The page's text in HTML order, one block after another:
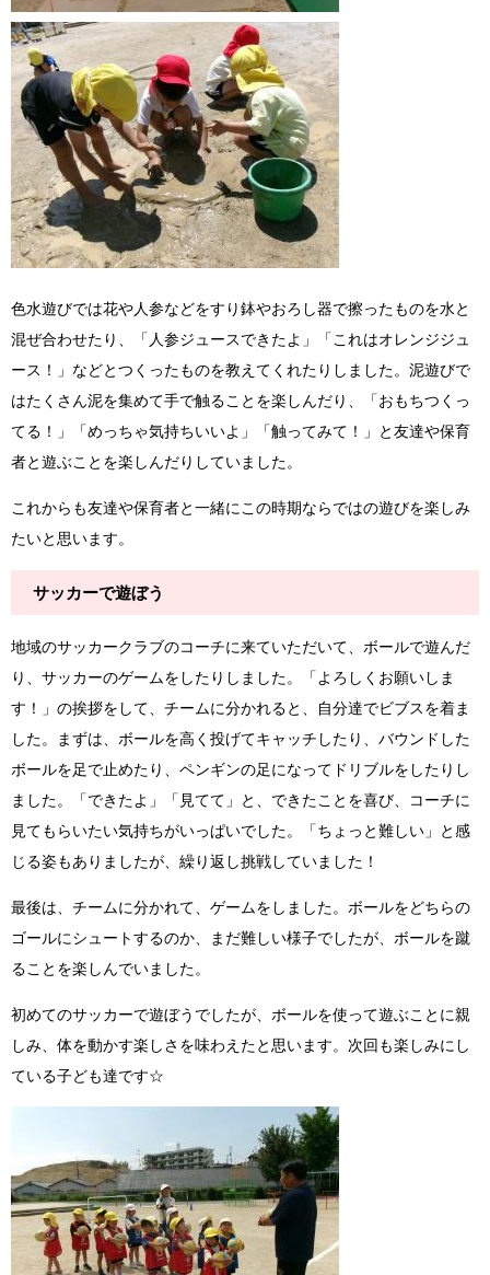
色水遊びでは花や人参などをすり鉢やおろし器で擦ったものを水と
混ぜ合わせたり、「人参ジュースできたよ」「これはオレンジジュ
ース！」などとつくったものを教えてくれたりしました。泥遊びで
はたくさん泥を集めて手で触ることを楽しんだり、「おもちつくっ
てる！」「めっちゃ気持ちいいよ」「触ってみて！」と友達や保育
者と遊ぶことを楽しんだりしていました。
これからも友達や保育者と一緒にこの時期ならではの遊びを楽しみ
たいと思います。
サッカーで遊ぼう
地域のサッカークラブのコーチに来ていただいて、ボールで遊んだ
り、サッカーのゲームをしたりしました。「よろしくお願いしま
す！」の挨拶をして、チームに分かれると、自分達でビブスを着ま
した。まずは、ボールを高く投げてキャッチしたり、バウンドした
ボールを足で止めたり、ペンギンの足になってドリブルをしたりし
ました。「できたよ」「見てて」と、できたことを喜び、コーチに
見てもらいたい気持ちがいっぱいでした。「ちょっと難しい」と感
じる姿もありましたが、繰り返し挑戦していました！
最後は、チームに分かれて、ゲームをしました。ボールをどちらの
ゴールにシュートするのか、まだ難しい様子でしたが、ボールを蹴
ることを楽しんでいました。
初めてのサッカーで遊ぼうでしたが、ボールを使って遊ぶことに親
しみ、体を動かす楽しさを味わえたと思います。次回も楽しみにし
ている子ども達です☆